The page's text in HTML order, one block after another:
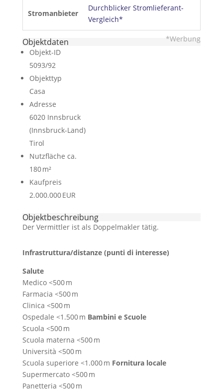
Stromanbieter
Durchblicker Stromlieferant-
Vergleich*
*Werbung
Objektdaten
Objekt-ID
5093/92
Objekttyp
Casa
Adresse
6020 Innsbruck
(Innsbruck-Land)
Tirol
Nutzfläche ca.
180 m²
Kaufpreis
2.000.000 EUR
Objekt­beschreibung
Der Vermittler ist als Doppelmakler tätig.
Infrastruttura/distanze (punti di interesse)
Salute
Medico <500 m
Farmacia <500 m
Clinica <500 m
Ospedale <1.500 m Bambini e Scuole
Scuola <500 m
Scuola materna <500 m
Università <500 m
Scuola superiore <1.000 m Fornitura locale
Supermercato <500 m
Panetteria <500 m